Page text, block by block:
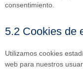
consentimiento.
5.2 Cookies de
Utilizamos cookies
web para nuestros